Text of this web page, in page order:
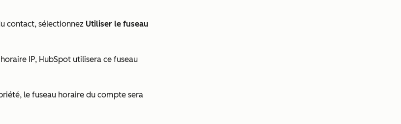
contact, sélectionnez Utiliser le fuseau
IP, HubSpot utilisera ce fuseau
le fuseau horaire du compte sera